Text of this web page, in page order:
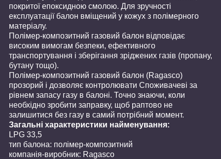
покритої епоксидною смолою. Для зручності
експлуатації балон вміщений у кожух з полімерного
матеріалу.
Полімер-композитний газовий балон відповідає
високим вимогам безпеки, ефективного
транспортування і зберігання зріджених газів (пропану,
бутану тощо).
Полімер-композитний газовий балон (Ragasco)
прозорий і дозволяє контролювати Споживачеві за
рівнем запасу газу в балоні. Точно знаючи, коли
необхідно зробити заправку, щоб раптово не
залишитися без газу в самий потрібний момент.
Загальні характеристики найменування:
LPG 33,5
тип балона: полімер-композитний
компанія-виробник: Ragasco